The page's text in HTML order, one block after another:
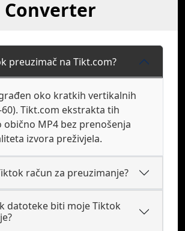
Converter
preuzimač na Tikt.com?
oko kratkih vertikalnih
Tikt.com ekstrakta tih
obično MP4 bez prenošenja
izvora preživjela.
račun za preuzimanje?
datoteke biti moje Tiktok